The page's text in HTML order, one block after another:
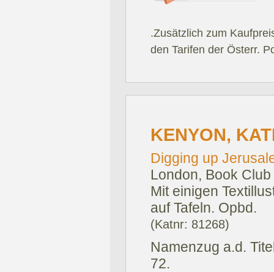
.Zusätzlich zum
den Tarifen der Österr.
KENYON,
Digging up
London, Book
Mit einigen
auf Tafeln. Opbd.
(Katnr: 81268)
Namenzug a.d.
72.